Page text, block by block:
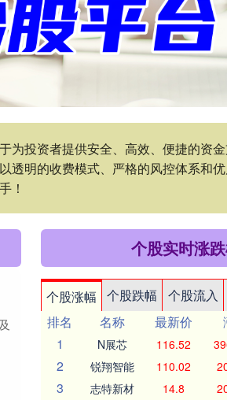
为投资者提供安全、高效、便捷的资
透明的收费模式、严格的风控体系和
！
个股实时涨
个股涨幅 个股跌幅 个股流入
排名
名称 最新价
1
N展芯 116.52
2 锐翔智能 110.02
3 志特新材 14.8